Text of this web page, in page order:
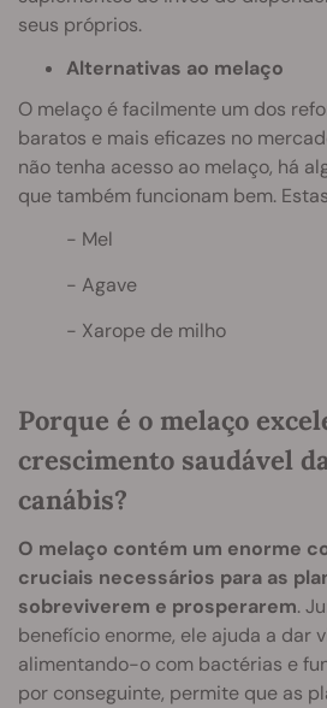
seus próprios.
Alternativas ao melaço
O melaço é facilmente um dos
baratos e mais eficazes no
não tenha acesso ao melaço, há
que também funcionam bem.
Mel
Agave
Xarope de milho
Porque é o melaço
crescimento saudável
canábis?
O melaço contém um enorme
cruciais necessários para as
sobreviverem e prosperarem.
benefício enorme, ele ajuda a dar
alimentando-o com bactérias e
por conseguinte, permite que as